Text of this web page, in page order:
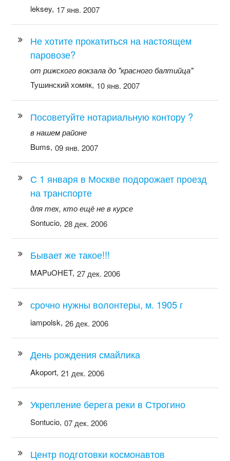
leksey, 17 янв. 2007
Не хотите прокатиться на настоящем
паровозе?
от рижского вокзала до "красного балтийца"
Тушинский хомяк, 10 янв. 2007
Посоветуйте нотариальную контору ?
в нашем районе
Bums, 09 янв. 2007
С 1 января в Москве подорожает проезд
на транспорте
для тех, кто ещё не в курсе
Sontucio, 28 дек. 2006
Бывает же такое!!!
MAPuOHET, 27 дек. 2006
срочно нужны волонтеры, м. 1905 г
iampolsk, 26 дек. 2006
День рождения смайлика
Akoport, 21 дек. 2006
Укрепление берега реки в Строгино
Sontucio, 07 дек. 2006
Центр подготовки космонавтов